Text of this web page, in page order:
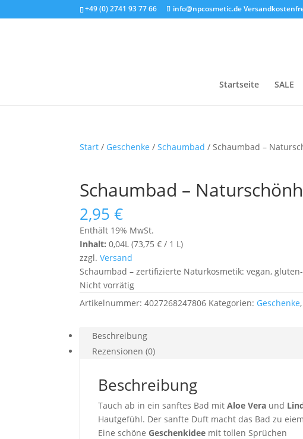
+49 (0) 2741 93 77 66 info@npcosmetic.de
Startseite SALE
Start / Geschenke /Schaumbad / Schaumbad –
Schaumbad –
2,95€
Enthält 19% MwSt.
Inhalt: 0,04L (73,75€ / 1 L)
zzgl.Versand
Schaumbad – zertifizierte Naturkosmetik: vegan,
Nicht vorrätig
Artikelnummer:4027268247806 Kategorien: Geschenke
Beschreibung
Rezensionen (0)
Beschreibung
Tauch ab in ein sanftes Bad mitAloe Vera und
Hautgefühl. Der sanfte Duft macht das Bad zu
Eine schöneGeschenkidee mit tollen Sprüchen